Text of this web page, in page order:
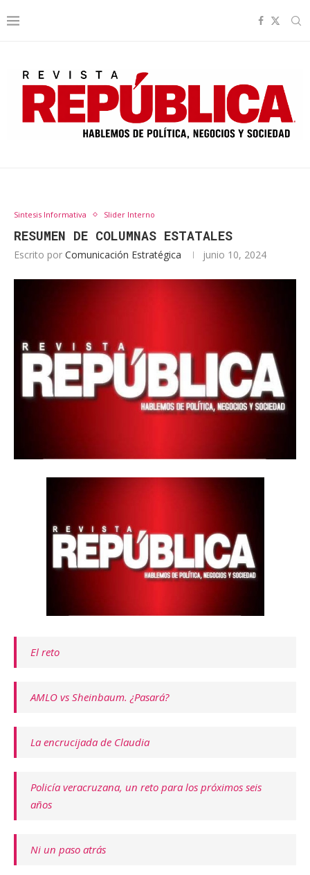
Sintesis Informativa Slider Interno
RESUMEN DE COLUMNAS ESTATALES
Escrito por Comunicación Estratégica junio 10, 2024
El reto
AMLO vs Sheinbaum. ¿Pasará?
La encrucijada de Claudia
Policía veracruzana, un reto para los próximos seis
años
Ni un paso atrás